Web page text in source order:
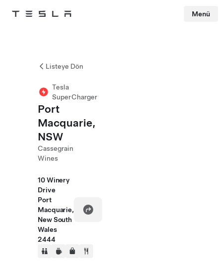
Tesla Menü
Listeye Dön
Tesla
SuperCharger
Port
Macquarie,
NSW
Cassegrain
Wines
10 Winery
Drive
Port
Macquarie,
New South
Wales
2444